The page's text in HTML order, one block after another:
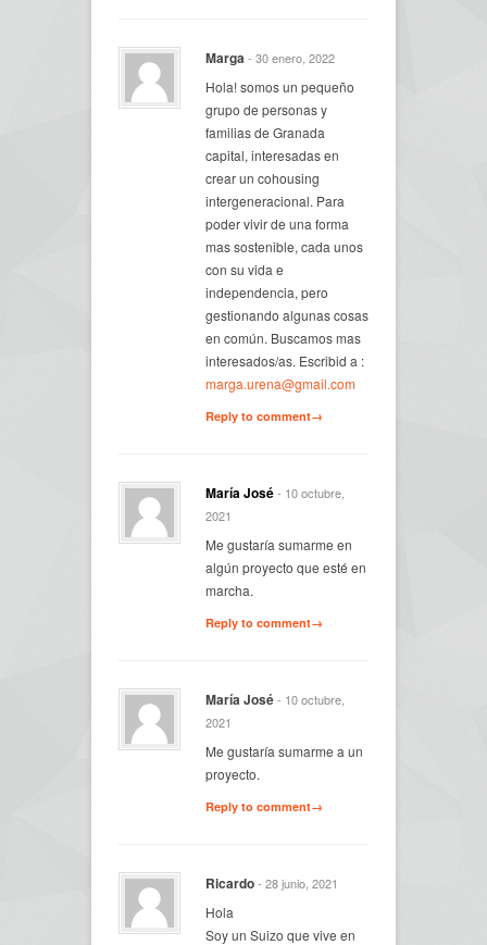
Marga- 30 enero, 2022
Hola! somos un pequeño
grupo de personas y
familias de Granada
capital, interesadas en
crear un cohousing
intergeneracional. Para
poder vivir de una forma
mas sostenible, cada unos
con su vida e
independencia, pero
gestionando algunas cosas
en común. Buscamos mas
interesados/as. Escribid a :
marga.urena@gmail.com
Reply to comment→
María José- 10 octubre,
2021
Me gustaría sumarme en
algún proyecto que esté en
marcha.
Reply to comment→
María José- 10 octubre,
2021
Me gustaría sumarme a un
proyecto.
Reply to comment→
Ricardo- 28 junio, 2021
Hola
Soy un Suizo que vive en